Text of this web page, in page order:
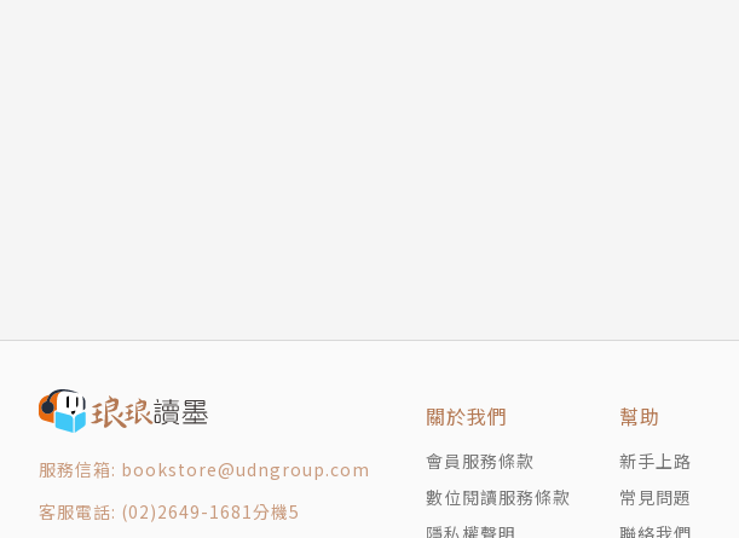
服務信箱: bookstore@udngroup.com
客服電話: (02)2649-1681分機5
關於我們
會員服務條款
數位閱讀服務條款
隱私權聲明
幫助
新手上路
常見問題
聯絡我們